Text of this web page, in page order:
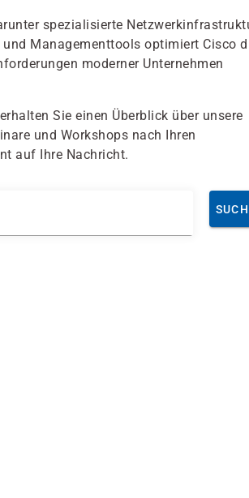
spezialisierte
Managementtools optimiert Cisco
moderner Unternehmen
Sie einen Überblick über unsere
und Workshops nach Ihren
auf Ihre Nachricht.